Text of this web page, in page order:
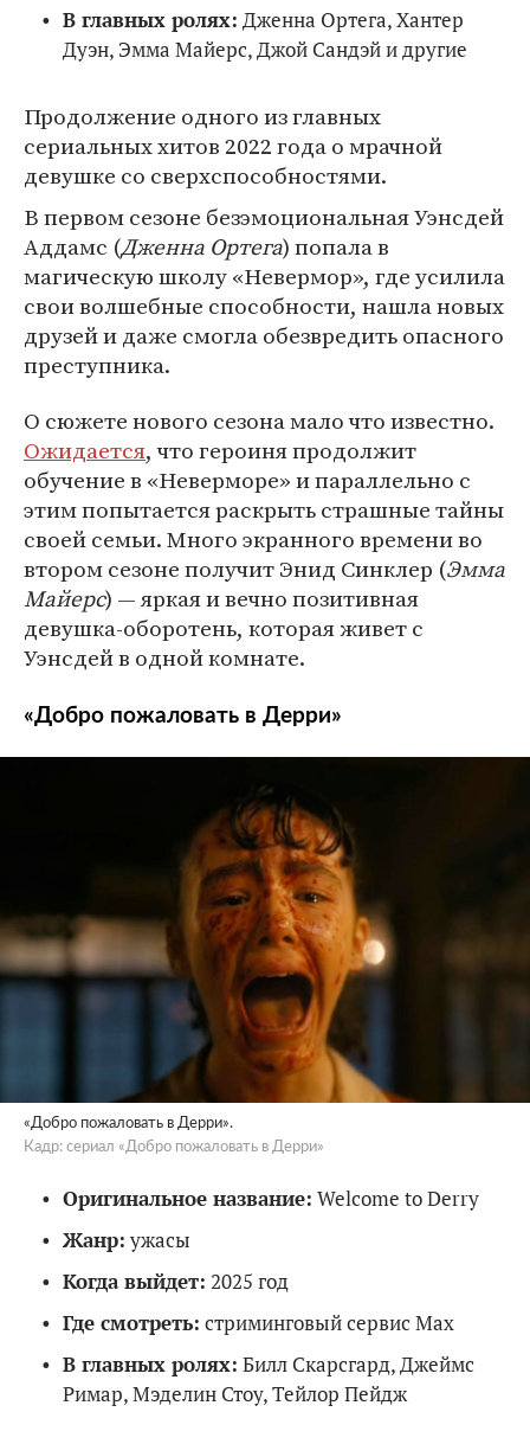
В главных ролях: Дженна Ортега, Хантер
Дуэн, Эмма Майерс, Джой Сандэй и другие
Продолжение одного из главных
сериальных хитов 2022 года о мрачной
девушке со сверхспособностями.
В первом сезоне безэмоциональная Уэнсдей
Аддамс (Дженна Ортега) попала в
магическую школу «Невермор», где усилила
свои волшебные способности, нашла новых
друзей и даже смогла обезвредить опасного
преступника.
О сюжете нового сезона мало что известно.
Ожидается, что героиня продолжит
обучение в «Неверморе» и параллельно с
этим попытается раскрыть страшные тайны
своей семьи. Много экранного времени во
втором сезоне получит Энид Синклер (Эмма
Майерс) — яркая и вечно позитивная
девушка-оборотень, которая живет с
Уэнсдей в одной комнате.
«Добро пожаловать в Дерри»
«Добро пожаловать в Дерри».
Кадр: сериал «Добро пожаловать в Дерри»
Оригинальное название: Welcome to Derry
Жанр: ужасы
Когда выйдет: 2025 год
Где смотреть: стриминговый сервис Max
В главных ролях: Билл Скарсгард, Джеймс
Римар, Мэделин Стоу, Тейлор Пейдж